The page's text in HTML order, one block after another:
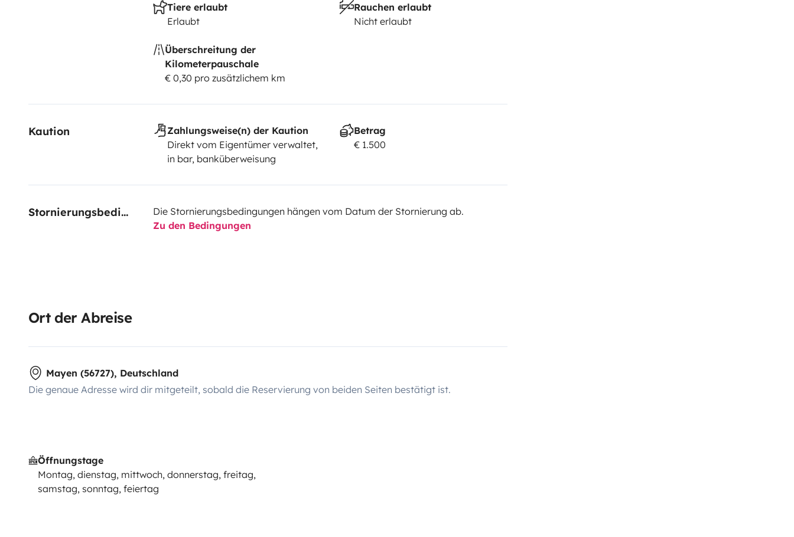
Tiere erlaubt
Erlaubt
Rauchen erlaubt
Nicht erlaubt
Überschreitung der
Kilometerpauschale
€ 0,30 pro zusätzlichem km
Kaution
Zahlungsweise(n) der Kaution
Direkt vom Eigentümer verwaltet,
in bar, banküberweisung
Betrag
€ 1.500
Stornierungsbedingungen
Die Stornierungsbedingungen hängen vom Datum der Stornierung ab.
Zu den Bedingungen
Ort der Abreise
Mayen (56727), Deutschland
Die genaue Adresse wird dir mitgeteilt, sobald die Reservierung von beiden Seiten bestätigt ist.
Öffnungstage
Montag, dienstag, mittwoch, donnerstag, freitag,
samstag, sonntag, feiertag